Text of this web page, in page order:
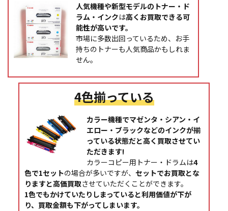
人気機種や新型モデルのトナー・ド
ラム・インクは高くお買取できる可
能性が高いです。
市場に多数出回っているため、お手
持ちのトナーも人気商品かもしれま
せん。
4色揃っている
カラー機種でマゼンタ・シアン・イ
エロー・ブラックなどのインクが揃
っている状態だと高く買取させてい
ただきます!
カラーコピー用トナー・ドラムは4
色で1セットの場合が多いですが、 セットでお買取とな
りますと高価買取させていただくことができます。
1色でもかけていたりしまっていると利用価値が下が
り、買取金額も下がってしまいます。